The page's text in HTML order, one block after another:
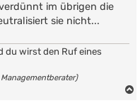
im übrigen die
sie nicht...
du wirst den Ruf eines